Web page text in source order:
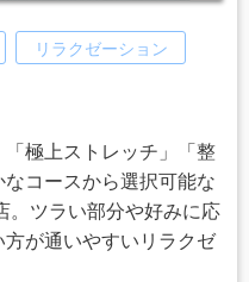
リラクゼーション
「極上ストレッチ」「整
コースから選択可能な
。ツラい部分や好みに応
が通いやすいリラクゼ